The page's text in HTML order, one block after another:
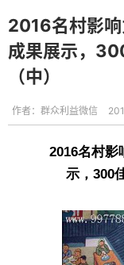
2016名村影
成果展示，
（中）
作者： 群众利益微信
2016名村影
示，300